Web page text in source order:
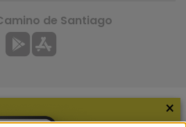
de Santiago
×